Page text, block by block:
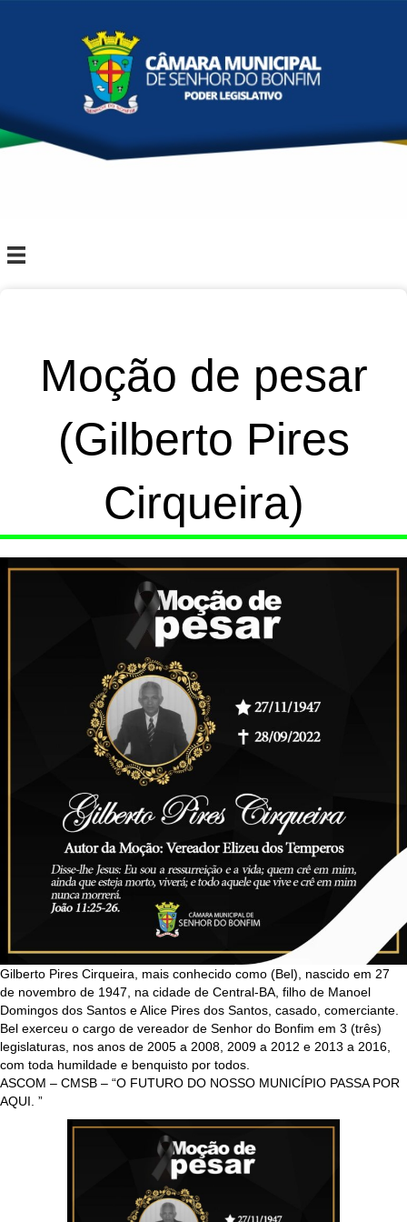
Moção de pesar
(Gilberto Pires
Cirqueira)
Gilberto Pires Cirqueira, mais conhecido como (Bel), nascido em 27
de novembro de 1947, na cidade de Central-BA, filho de Manoel
Domingos dos Santos e Alice Pires dos Santos, casado, comerciante.
Bel exerceu o cargo de vereador de Senhor do Bonfim em 3 (três)
legislaturas, nos anos de 2005 a 2008, 2009 a 2012 e 2013 a 2016,
com toda humildade e benquisto por todos.
ASCOM – CMSB – “O FUTURO DO NOSSO MUNICÍPIO PASSA POR
AQUI. ”